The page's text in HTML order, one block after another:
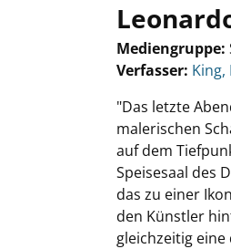
Mediengruppe:
Verfasser: King,
"Das letzte
malerischen
auf dem
Speisesaal des
das zu einer
den Künstler
gleichzeitig